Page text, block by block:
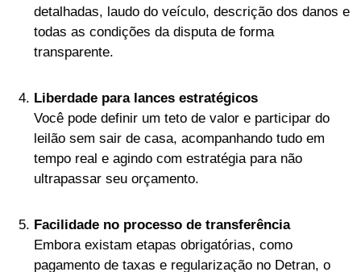
detalhadas, laudo do veículo, descrição dos danos e
todas as condições da disputa de forma
transparente.
Liberdade para lances estratégicos
Você pode definir um teto de valor e participar do
leilão sem sair de casa, acompanhando tudo em
tempo real e agindo com estratégia para não
ultrapassar seu orçamento.
Facilidade no processo de transferência
Embora existam etapas obrigatórias, como
pagamento de taxas e regularização no Detran, o